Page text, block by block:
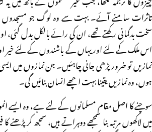
تاثرات سامنے آئے۔ بہت سے وہ لوگ جو مسجدوں
سخت بدگمانی رکھتے تھے، ان کی رائے بالکل بدل گئی،
اس ملک کے لئے اور یہاں کے باشندوں کے لئے خیر
نمازیں تو ضرور پڑھی جانی چاہئیں۔ جن نمازوں میں
ہوں، وہ نمازیں یقینا بہت اچھے انسان بنائیں گی۔
سوچنے کا اصل مقام مسلمانوں کے لئے ہے، وہ ایسے
میں لاکھوں مرتبہ بنا سمجھے دوہراتے ہیں، سمجھ کر